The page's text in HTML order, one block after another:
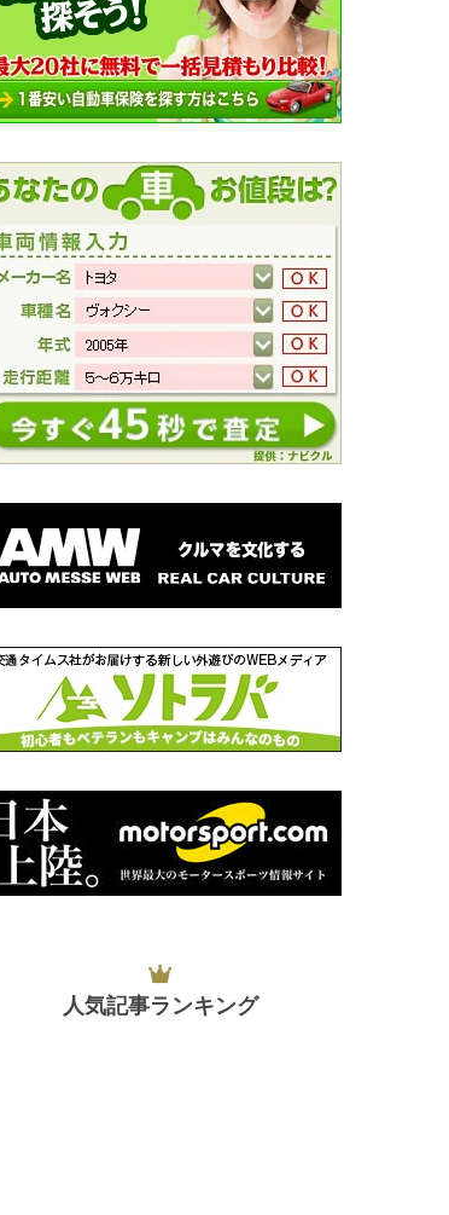
人気記事ランキング